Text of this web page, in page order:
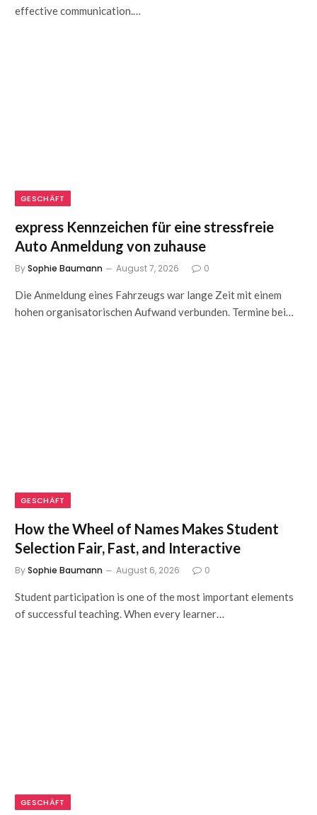
effective communication.…
GESCHÄFT
express Kennzeichen für eine stressfreie
Auto Anmeldung von zuhause
BySophie Baumann August 7, 2026 0
Die Anmeldung eines Fahrzeugs war lange Zeit mit einem
hohen organisatorischen Aufwand verbunden. Termine bei…
GESCHÄFT
How the Wheel of Names Makes Student
Selection Fair, Fast, and Interactive
BySophie Baumann August 6, 2026 0
Student participation is one of the most important elements
of successful teaching. When every learner…
GESCHÄFT